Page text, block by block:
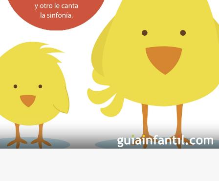
cada estrofa con cada dedo de la mano de tu bebé
hasta llegar al dedo gordo.